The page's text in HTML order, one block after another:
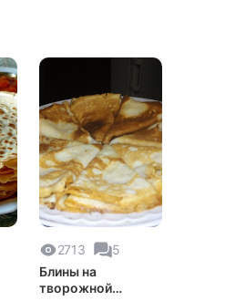
2713
5
Блины на
творожной